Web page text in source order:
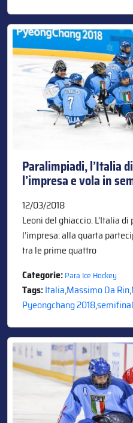
Paralimpiadi, l’Italia
l’impresa e vola in
12/03/2018
Leoni del ghiaccio. L’Italia
l’impresa: alla quarta
tra le prime quattro
Categorie:Para Ice Hockey
Tags:Italia,Massimo Da Rin,
Pyeongchang 2018,